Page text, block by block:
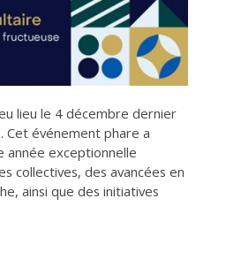
lieu le 4 décembre dernier
Cet événement phare a
année exceptionnelle
collectives, des avancées en
ainsi que des initiatives